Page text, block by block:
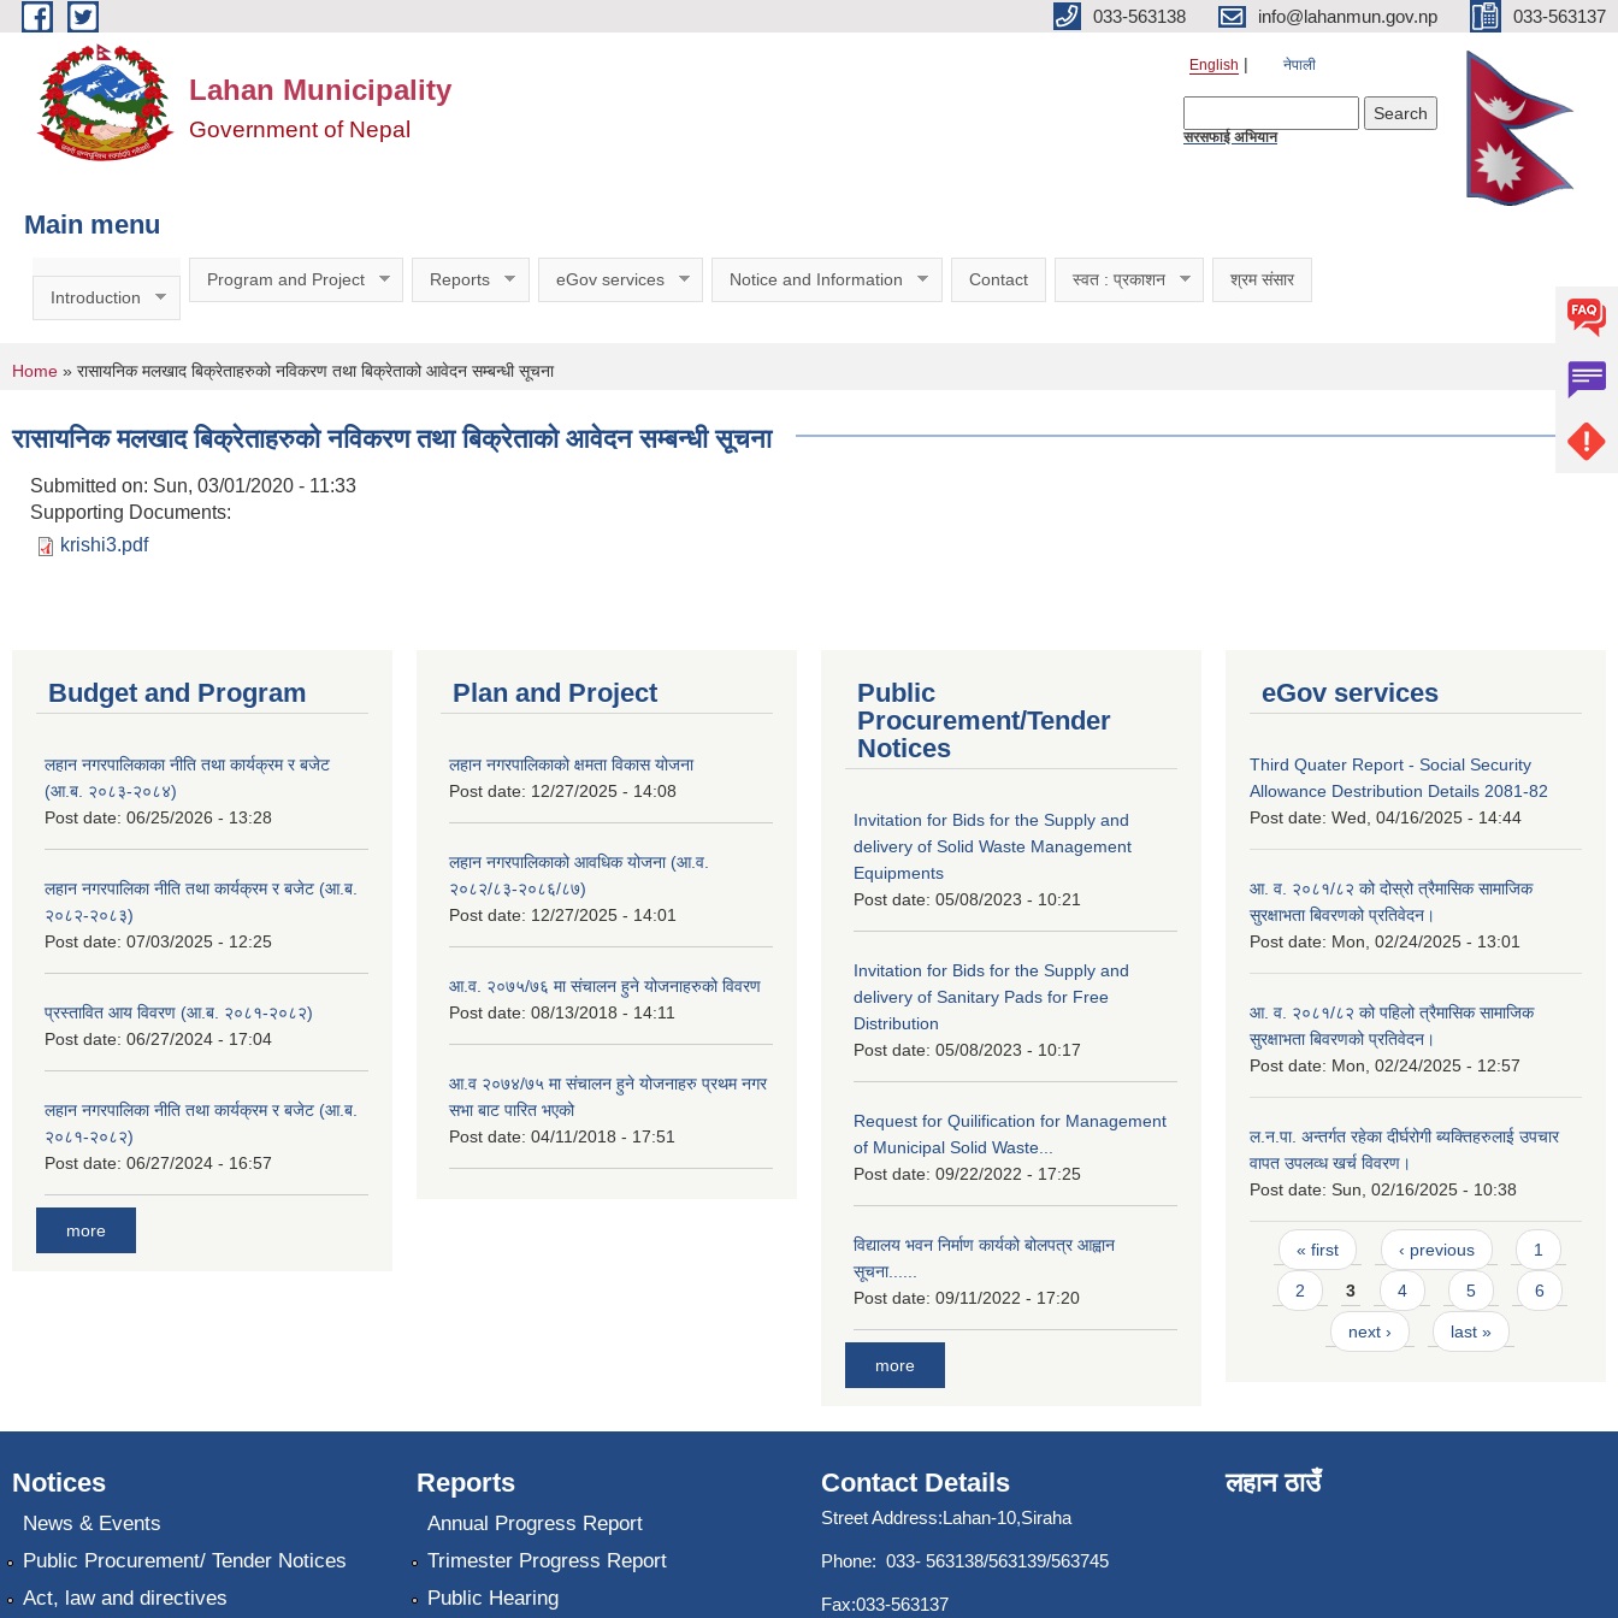
Skip to main content 033-563138 info@lahanmun.gov.np 033-563137
Lahan Municipality
Government of Nepal
English नेपाली
सरसफाई अभियान
Main menu
Introduction
Program and Project Reports eGov services Notice and Information Contact स्वत : प्रकाशन श्रम संसार
You are here
Home » रासायनिक मलखाद बिक्रेताहरुको नविकरण तथा बिक्रेताको आवेदन सम्बन्धी सूचना
रासायनिक मलखाद बिक्रेताहरुको नविकरण तथा बिक्रेताको आवेदन सम्बन्धी सूचना
Submitted on: Sun, 03/01/2020 - 11:33
Supporting Documents:
krishi3.pdf
Budget and Program
लहान नगरपालिकाका नीति तथा कार्यक्रम र बजेट
(आ.ब. २०८३-२०८४)
Post date: 06/25/2026 - 13:28
लहान नगरपालिका नीति तथा कार्यक्रम र बजेट (आ.ब.
२०८२-२०८३)
Post date: 07/03/2025 - 12:25
प्रस्तावित आय विवरण (आ.ब. २०८१-२०८२)
Post date: 06/27/2024 - 17:04
लहान नगरपालिका नीति तथा कार्यक्रम र बजेट (आ.ब.
२०८१-२०८२)
Post date: 06/27/2024 - 16:57
more
Plan and Project
लहान नगरपालिकाको क्षमता विकास योजना
Post date: 12/27/2025 - 14:08
लहान नगरपालिकाको आवधिक योजना (आ.व.
२०८२/८३-२०८६/८७)
Post date: 12/27/2025 - 14:01
आ.व. २०७५/७६ मा संचालन हुने योजनाहरुको विवरण
Post date: 08/13/2018 - 14:11
आ.व २०७४/७५ मा संचालन हुने योजनाहरु प्रथम नगर
सभा बाट पारित भएको
Post date: 04/11/2018 - 17:51
Public
Procurement/Tender
Notices
Invitation for Bids for the Supply and
delivery of Solid Waste Management
Equipments
Post date: 05/08/2023 - 10:21
Invitation for Bids for the Supply and
delivery of Sanitary Pads for Free
Distribution
Post date: 05/08/2023 - 10:17
Request for Quilification for Management
of Municipal Solid Waste...
Post date: 09/22/2022 - 17:25
विद्यालय भवन निर्माण कार्यको बोलपत्र आह्वान
सूचना......
Post date: 09/11/2022 - 17:20
more
eGov services
Third Quater Report - Social Security
Allowance Destribution Details 2081-82
Post date: Wed, 04/16/2025 - 14:44
आ. व. २०८१/८२ को दोस्रो त्रैमासिक सामाजिक
सुरक्षाभता बिवरणको प्रतिवेदन।
Post date: Mon, 02/24/2025 - 13:01
आ. व. २०८१/८२ को पहिलो त्रैमासिक सामाजिक
सुरक्षाभता बिवरणको प्रतिवेदन।
Post date: Mon, 02/24/2025 - 12:57
ल.न.पा. अन्तर्गत रहेका दीर्घरोगी ब्यक्तिहरुलाई उपचार
वापत उपलव्ध खर्च विवरण।
Post date: Sun, 02/16/2025 - 10:38
Pages
« first ‹ previous 1
2 3 4 5 6
next › last »
Notices
News & Events
Public Procurement/ Tender Notices
Act, law and directives
Reports
Annual Progress Report
Trimester Progress Report
Public Hearing
Contact Details
Street Address:Lahan-10,Siraha
Phone: 033- 563138/563139/563745
Fax:033-563137
लहान ठाउँ